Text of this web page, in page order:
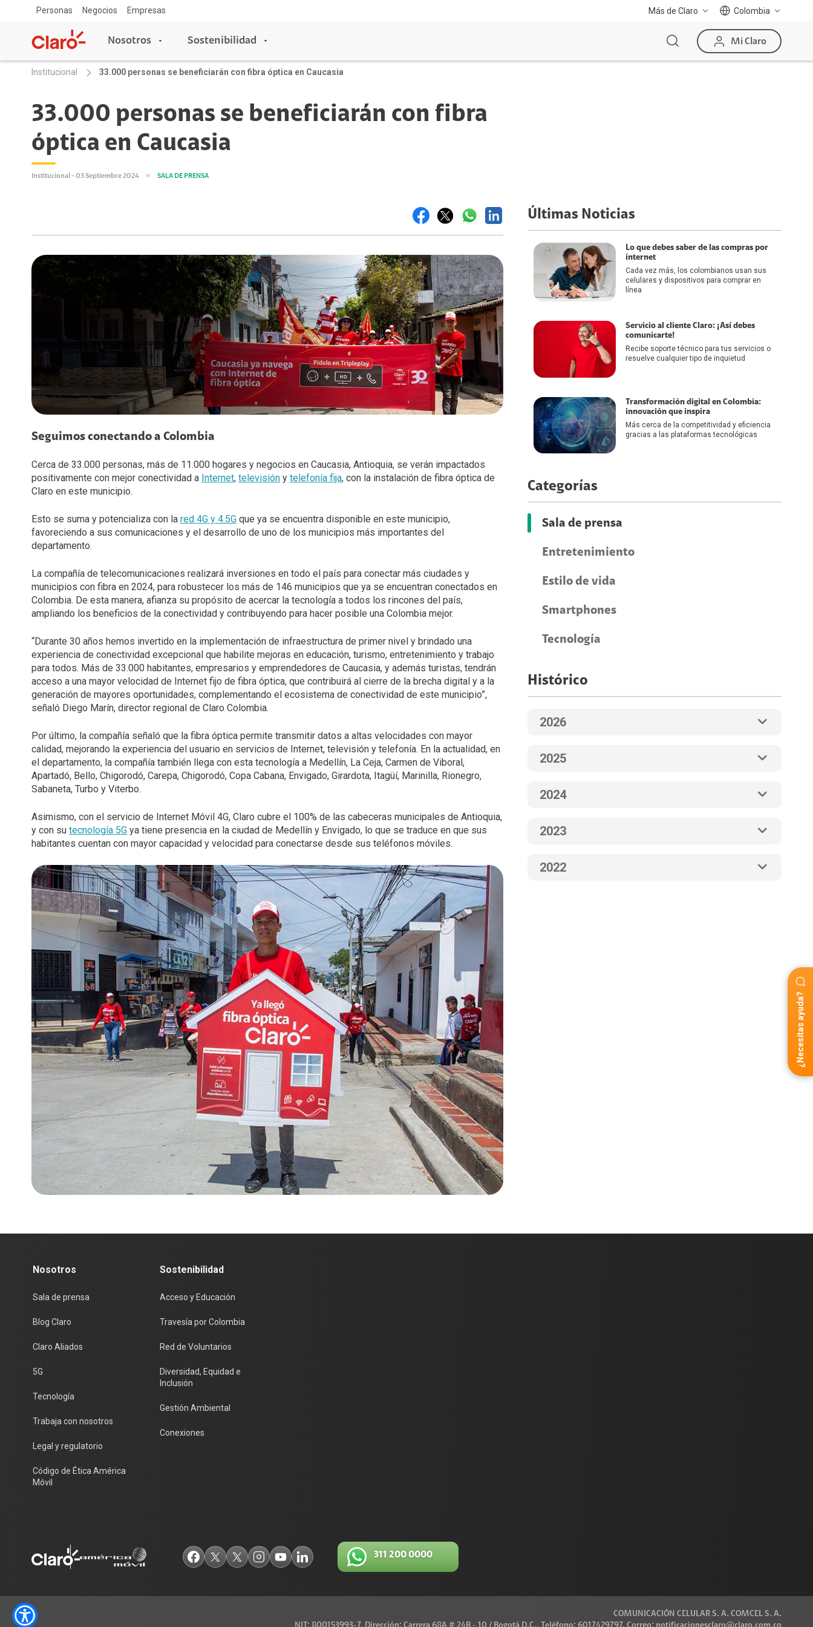
Personas Negocios Empresas Más de Claro Colombia
Nosotros
Sala de prensa
Blog Claro
Voz LTE
Voz Wi-Fi
Trabaja con nosotros
Legal y regulatorio
Código de Ética América Móvil
Sostenibilidad
Acceso y Educación
Escuelas conectadas
Diversidad, Equidad e Inclusión
Gestión Ambiental
Conexiones
Mi Claro
Institucional 33.000 personas se beneficiarán con fibra óptica en Caucasia
33.000 personas se beneficiarán con fibra
óptica en Caucasia
Institucional - 03 Septiembre 2024 SALA DE PRENSA
Seguimos conectando a Colombia
Cerca de 33.000 personas, más de 11.000 hogares y negocios en Caucasia, Antioquia, se verán impactados
positivamente con mejor conectividad a Internet, televisión y telefonía fija, con la instalación de fibra óptica de
Claro en este municipio.
Esto se suma y potencializa con la red 4G y 4.5G que ya se encuentra disponible en este municipio,
favoreciendo a sus comunicaciones y el desarrollo de uno de los municipios más importantes del
departamento.
La compañía de telecomunicaciones realizará inversiones en todo el país para conectar más ciudades y
municipios con fibra en 2024, para robustecer los más de 146 municipios que ya se encuentran conectados en
Colombia. De esta manera, afianza su propósito de acercar la tecnología a todos los rincones del país,
ampliando los beneficios de la conectividad y contribuyendo para hacer posible una Colombia mejor.
“Durante 30 años hemos invertido en la implementación de infraestructura de primer nivel y brindado una
experiencia de conectividad excepcional que habilite mejoras en educación, turismo, entretenimiento y trabajo
para todos. Más de 33.000 habitantes, empresarios y emprendedores de Caucasia, y además turistas, tendrán
acceso a una mayor velocidad de Internet fijo de fibra óptica, que contribuirá al cierre de la brecha digital y a la
generación de mayores oportunidades, complementando el ecosistema de conectividad de este municipio”,
señaló Diego Marín, director regional de Claro Colombia.
Por último, la compañía señaló que la fibra óptica permite transmitir datos a altas velocidades con mayor
calidad, mejorando la experiencia del usuario en servicios de Internet, televisión y telefonía. En la actualidad, en
el departamento, la compañía también llega con esta tecnología a Medellín, La Ceja, Carmen de Viboral,
Apartadó, Bello, Chigorodó, Carepa, Chigorodó, Copa Cabana, Envigado, Girardota, Itagüí, Marinilla, Rionegro,
Sabaneta, Turbo y Viterbo.
Asimismo, con el servicio de Internet Móvil 4G, Claro cubre el 100% de las cabeceras municipales de Antioquia,
y con su tecnología 5G ya tiene presencia en la ciudad de Medellín y Envigado, lo que se traduce en que sus
habitantes cuentan con mayor capacidad y velocidad para conectarse desde sus teléfonos móviles.
Últimas Noticias
Lo que debes saber de las compras por
internet
Cada vez más, los colombianos usan sus
celulares y dispositivos para comprar en
línea
Servicio al cliente Claro: ¡Así debes
comunicarte!
Recibe soporte técnico para tus servicios o
resuelve cualquier tipo de inquietud
Transformación digital en Colombia:
innovación que inspira
Más cerca de la competitividad y eficiencia
gracias a las plataformas tecnológicas
Categorías
Sala de prensa
Entretenimiento
Estilo de vida
Smartphones
Tecnología
Histórico
2026
2025
2024
2023
2022
¿Necesitas ayuda?
Nosotros
Sala de prensa
Blog Claro
Claro Aliados
5G
Tecnología
Trabaja con nosotros
Legal y regulatorio
Código de Ética América
Móvil
Sostenibilidad
Acceso y Educación
Travesía por Colombia
Red de Voluntarios
Diversidad, Equidad e
Inclusión
Gestión Ambiental
Conexiones
311 200 0000
COMUNICACIÓN CELULAR S. A. COMCEL S. A.
NIT: 800153993-7, Dirección: Carrera 68A # 24B - 10 / Bogotá D.C., Teléfono: 6017429797, Correo: notificacionesclaro@claro.com.co